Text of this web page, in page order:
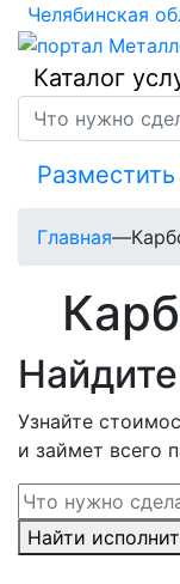
Челябинская
Каталог
Разместить
Главная—
Узнайте
и займет всего
Найти